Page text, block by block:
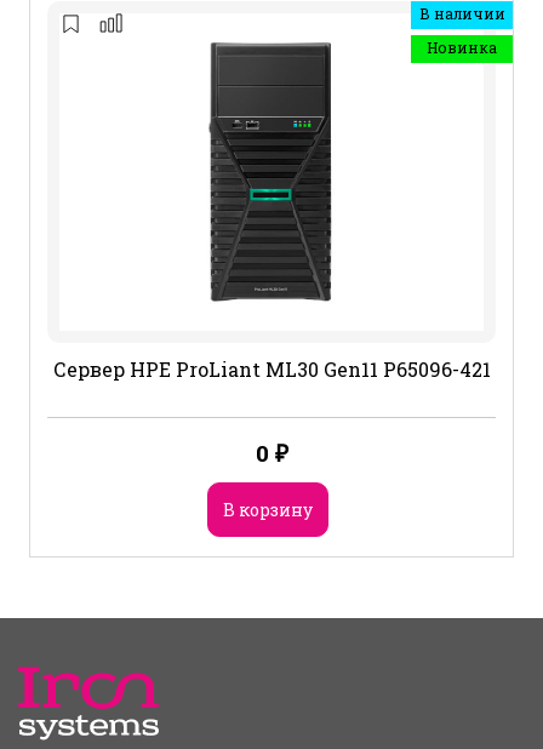
В наличии
Новинка
Сервер HPE ProLiant ML30 Gen11 P65096-421
0 ₽
В корзину